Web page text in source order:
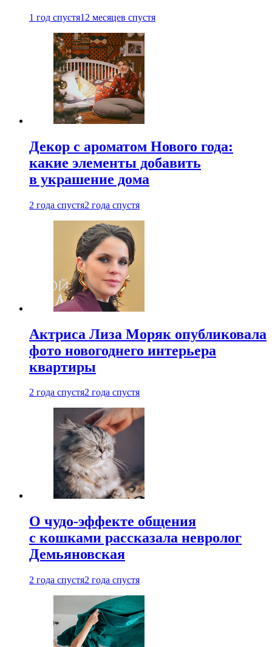
1 год спустя12 месяцев спустя
Декор с ароматом Нового года:
какие элементы добавить
в украшение дома
2 года спустя2 года спустя
Актриса Лиза Моряк опубликовала
фото новогоднего интерьера
квартиры
2 года спустя2 года спустя
О чудо-эффекте общения
с кошками рассказала невролог
Демьяновская
2 года спустя2 года спустя